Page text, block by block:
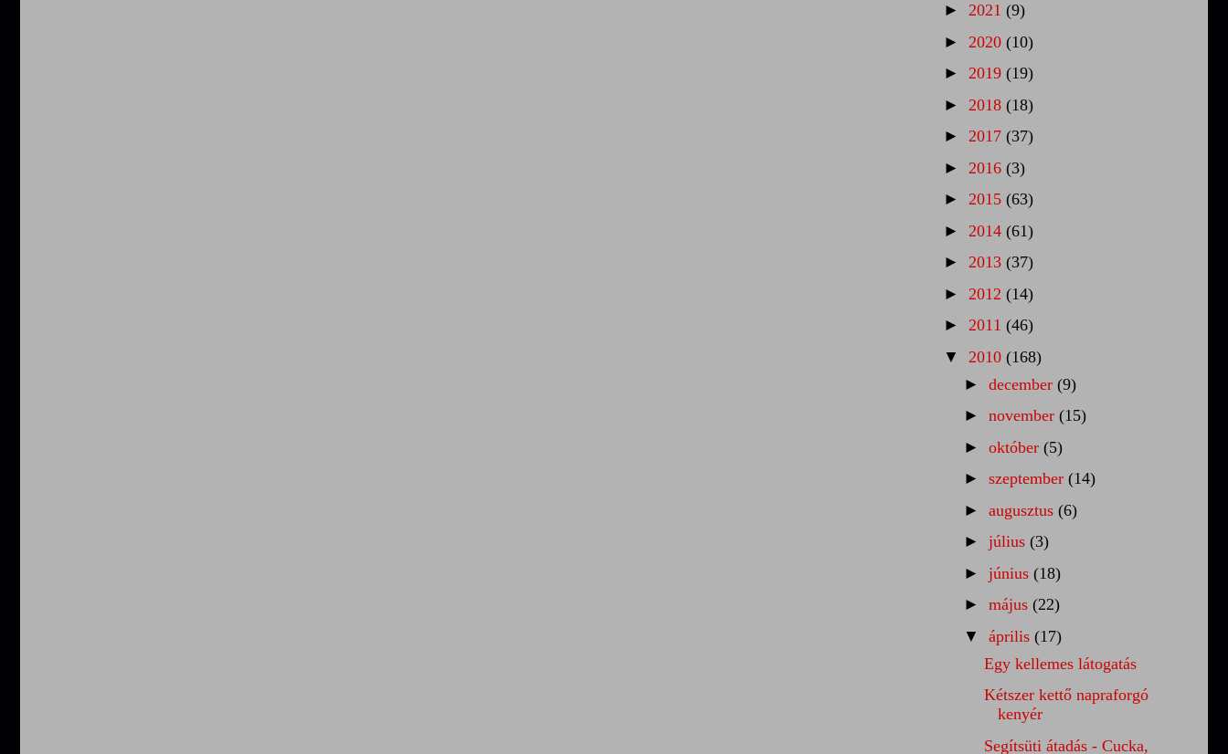
► 2021 (9)
► 2020 (10)
► 2019 (19)
► 2018 (18)
► 2017 (37)
► 2016 (3)
► 2015 (63)
► 2014 (61)
► 2013 (37)
► 2012 (14)
► 2011 (46)
▼ 2010 (168)
► december (9)
► november (15)
► október (5)
► szeptember (14)
► augusztus (6)
► július (3)
► június (18)
► május (22)
▼ április (17)
Egy kellemes látogatás
Kétszer kettő napraforgó
kenyér
Segítsüti átadás - Cucka,